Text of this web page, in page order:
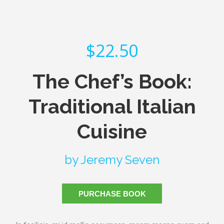
$22.50
The Chef’s Book:
Traditional Italian
Cuisine
by Jeremy Seven
PURCHASE BOOK